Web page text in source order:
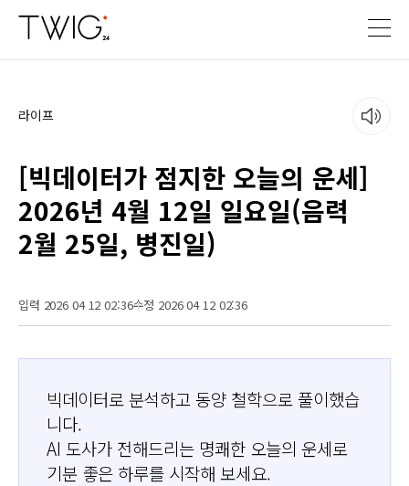
라이프
[빅데이터가 점지한 오늘의 운세]
2026년 4월 12일 일요일(음력
2월 25일, 병진일)
입력 2026 04 12 02:36수정 2026 04 12 02:36
빅데이터로 분석하고 동양 철학으로 풀이했습
니다.
AI 도사가 전해드리는 명쾌한 오늘의 운세로
기분 좋은 하루를 시작해 보세요.